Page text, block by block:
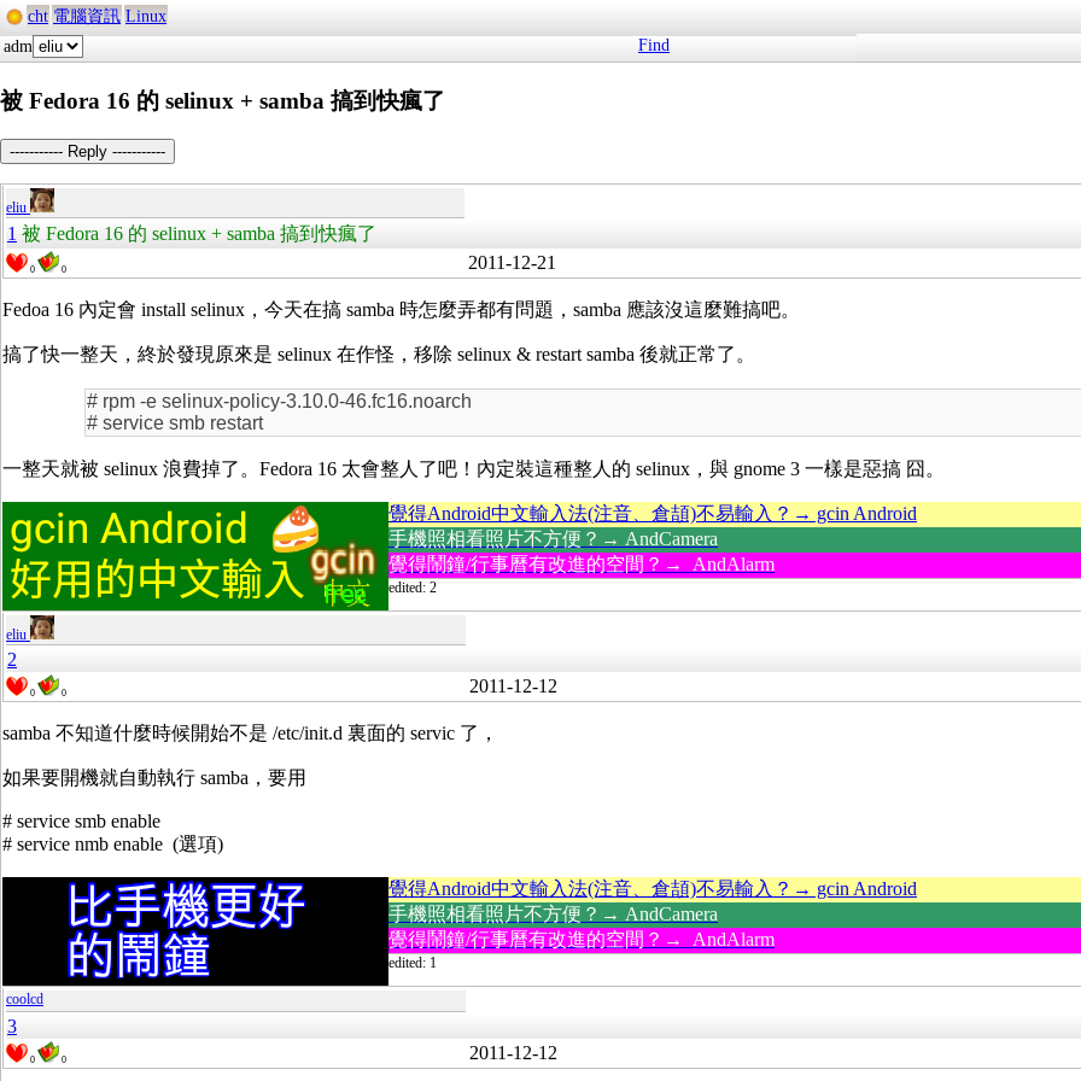
cht 電腦資訊 Linux
adm
Find
被 Fedora 16 的 selinux + samba 搞到快瘋了
----------- Reply -----------
eliu
1 被 Fedora 16 的 selinux + samba 搞到快瘋了
0 0 2011-12-21
Fedoa 16 內定會 install selinux，今天在搞 samba 時怎麼弄都有問題，samba 應該沒這麼難搞吧。
搞了快一整天，終於發現原來是 selinux 在作怪，移除 selinux & restart samba 後就正常了。
# rpm -e selinux-policy-3.10.0-46.fc16.noarch
# service smb restart
一整天就被 selinux 浪費掉了。Fedora 16 太會整人了吧！內定裝這種整人的 selinux，與 gnome 3 一樣是惡搞 囧。
覺得Android中文輸入法(注音、倉頡)不易輸入？→ gcin Android
手機照相看照片不方便？→ AndCamera
覺得鬧鐘/行事曆有改進的空間？→ AndAlarm
edited: 2
eliu
2
0 0 2011-12-12
samba 不知道什麼時候開始不是 /etc/init.d 裏面的 servic 了，
如果要開機就自動執行 samba，要用
# service smb enable
# service nmb enable (選項)
覺得Android中文輸入法(注音、倉頡)不易輸入？→ gcin Android
手機照相看照片不方便？→ AndCamera
覺得鬧鐘/行事曆有改進的空間？→ AndAlarm
edited: 1
coolcd
3
0 0 2011-12-12